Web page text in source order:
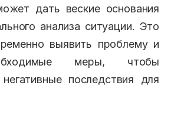
дать веские основания
анализа ситуации. Это
выявить проблему и
меры, чтобы
последствия для